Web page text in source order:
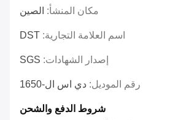
مكان المنشأ: الصين
اسم العلامة التجارية: DST
إصدار الشهادات: SGS
رقم الموديل: دي اس ال-1650
شروط الدفع والشحن